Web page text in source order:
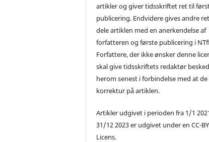
artikler og giver tidsskriftet ret til
publicering. Endvidere gives andre
dele artiklen med en anerkendelse af
forfatteren og første publicering i
Forfattere, der ikke ønsker denne
skal give tidsskriftets redaktør besked
herom senest i forbindelse med at
korrektur på artiklen.
Artikler udgivet i perioden fra 1/1
31/12 2023 er udgivet under en CC-
Licens.